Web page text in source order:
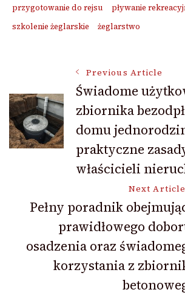
przygotowanie do rejsu
pływanie
szkolenie żeglarskie
żeglarstwo
Navigation
Previous Article
Świadome
zbiornika
domu
praktyczne
właścicieli
Next Article
Pełny poradnik
prawidłowego
osadzenia oraz
korzystania z